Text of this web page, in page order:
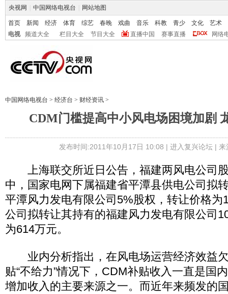
央视网 中国网络电视台 网站地图
首页 新闻 经济 体育 综艺 春晚 戏曲 音乐 科教 青少 文化
艺术
电视
频道大全 栏目大全 节目大全 直播中国 赛事直播 网络
中国网络电视台 > 经济台 > 财经资讯 >
CDM门槛提高中小风电场困境加剧
发布时间:2011年10月17日 10:08 | 进入复兴论坛| 来
上海联交所近日公告，福建两风电公司
中，国家电网下属福建省平潭县供电公司拟
平潭风力发电有限公司5%股权，转让价格为
公司拟转让其持有的福建风力发电有限公司
为614万元。
业内分析指出，在风电场运营经济效益
贴“不给力”情况下，CDM补贴收入一直是国
增加收入的主要来源之一。而近年来频发的